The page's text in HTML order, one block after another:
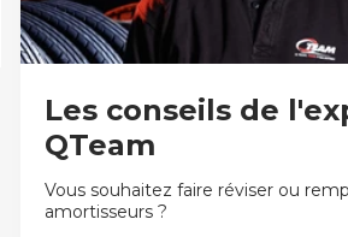
Les conseils de
QTeam
Vous souhaitez faire réviser ou
amortisseurs ?